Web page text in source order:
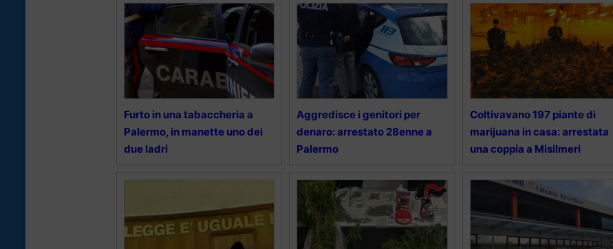
Furto in una tabaccheria a
Palermo, in manette uno dei
due ladri
Aggredisce i genitori per
denaro: arrestato 28enne a
Palermo
Coltivavano 197 piante di
marijuana in casa: arrestata
una coppia a Misilmeri